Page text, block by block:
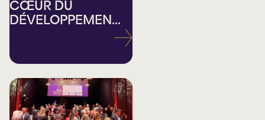
CŒUR DU
DÉVELOPPEMEN...